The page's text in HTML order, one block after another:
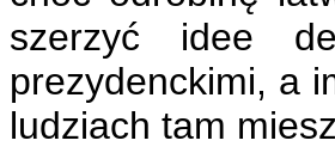
szerzyć idee
prezydenckimi, a
ludziach tam